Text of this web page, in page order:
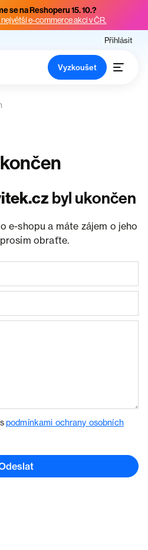
se na Reshoperu 15. 10.?
největší e-commerce akci v ČR.
Přihlásit
Vyzkoušet
byl ukončen
e-shopu a máte zájem o jeho
obraťte.
spodmínkami ochrany osobních